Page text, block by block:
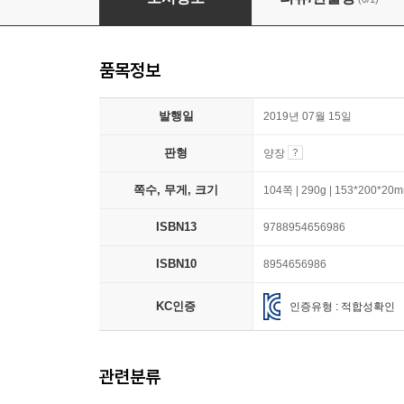
품목정보
발행일 2019년 07월 15일
판형 양장
쪽수, 무게, 크기 104쪽 | 290g |
ISBN13 9788954656986
ISBN10 8954656986
KC인증 인증유형 : 적합성확인
관련분류